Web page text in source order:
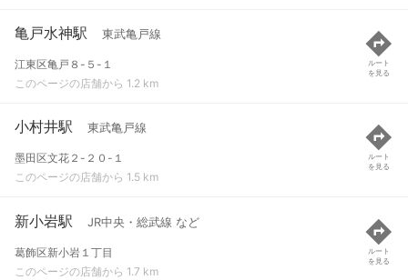
亀戸水神駅 東武亀戸線
江東区亀戸８-５-１
このページの店舗から 1.2 km
ルート
を見る
小村井駅 東武亀戸線
墨田区文花２-２０-１
このページの店舗から 1.5 km
ルート
を見る
新小岩駅 JR中央・総武線 など
葛飾区新小岩１丁目
このページの店舗から 1.7 km
ルート
を見る